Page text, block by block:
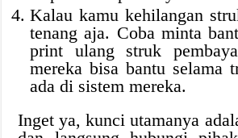
Kalau kamu kehilangan
tenang aja. Coba minta
print ulang struk
mereka bisa bantu selama
ada di sistem mereka.
Inget ya, kunci utamanya